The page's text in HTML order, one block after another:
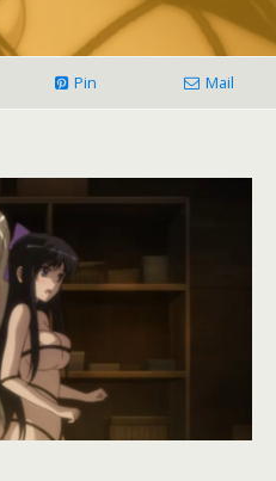
Pin Mail